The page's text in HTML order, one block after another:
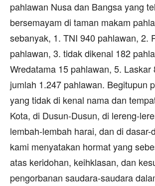
pahlawan Nusa dan Bangsa yang
bersemayam di taman makam
sebanyak, 1. TNI 940 pahlawan, 2.
pahlawan, 3. tidak dikenal 182
Wredatama 15 pahlawan, 5. Laskar
jumlah 1.247 pahlawan. Begitupun
yang tidak di kenal nama dan
Kota, di Dusun-Dusun, di lereng-
lembah-lembah harai, dan di dasar-
kami menyatakan hormat yang
atas keridohan, keihklasan, dan
pengorbanan saudara-saudara